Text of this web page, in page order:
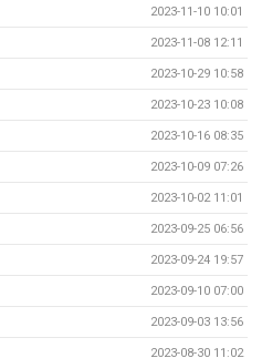
2023-11-10 10:01
2023-11-08 12:11
2023-10-29 10:58
2023-10-23 10:08
2023-10-16 08:35
2023-10-09 07:26
2023-10-02 11:01
2023-09-25 06:56
2023-09-24 19:57
2023-09-10 07:00
2023-09-03 13:56
2023-08-30 11:02